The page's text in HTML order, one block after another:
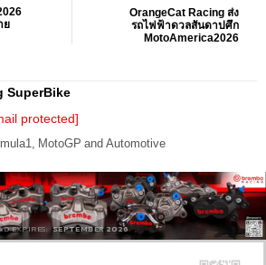
ย
OrangeCat Racing ส่ง
รถไฟฟ้าดวลสันดาปศึก
MotoAmerica2026
SuperBike
protected]
MotoGP and Automotive
EXPIRES: SEPTEMBER 2026